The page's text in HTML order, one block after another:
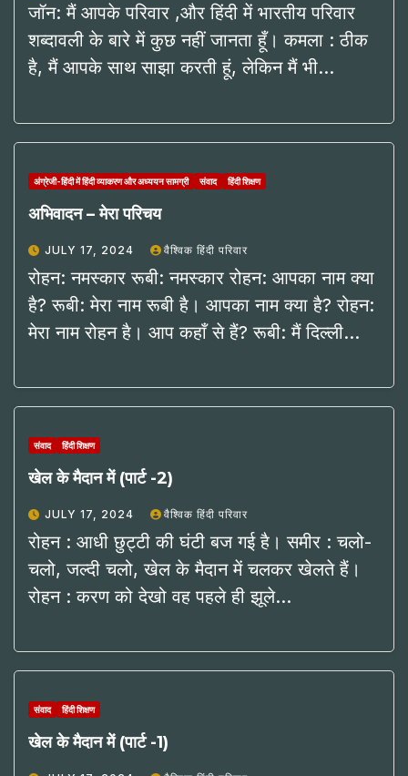
जॉन: मैं आपके परिवार ,और हिंदी में भारतीय परिवार
शब्दावली के बारे में कुछ नहीं जानता हूँ। कमला : ठीक
है, मैं आपके साथ साझा करती हूं, लेकिन मैं भी…
अंग्रेजी-हिंदी में हिंदी व्याकरण और अध्ययन सामग्री संवाद हिंदी शिक्षण
अभिवादन – मेरा परिचय
JULY 17, 2024 वैश्विक हिंदी परिवार
रोहन: नमस्कार रूबी: नमस्कार रोहन: आपका नाम क्या
है? रूबी: मेरा नाम रूबी है। आपका नाम क्या है? रोहन:
मेरा नाम रोहन है। आप कहाँ से हैं? रूबी: मैं दिल्ली…
संवाद हिंदी शिक्षण
खेल के मैदान में (पार्ट -2)
JULY 17, 2024 वैश्विक हिंदी परिवार
रोहन : आधी छुट्टी की घंटी बज गई है। समीर : चलो-
चलो, जल्दी चलो, खेल के मैदान में चलकर खेलते हैं।
रोहन : करण को देखो वह पहले ही झूले…
संवाद हिंदी शिक्षण
खेल के मैदान में (पार्ट -1)